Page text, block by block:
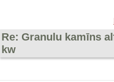
Re: Granulu kamīns
kw